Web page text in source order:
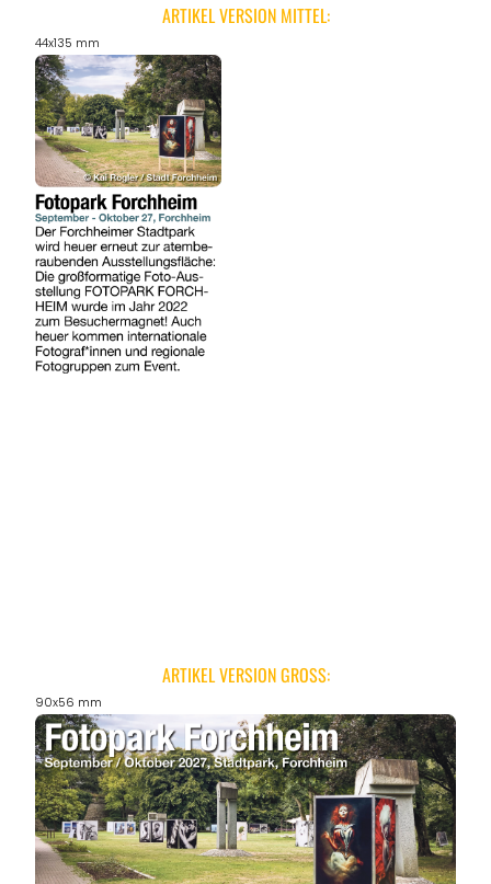
ARTIKEL VERSION MITTEL:
44x135 mm
ARTIKEL VERSION GROSS:
90x56 mm